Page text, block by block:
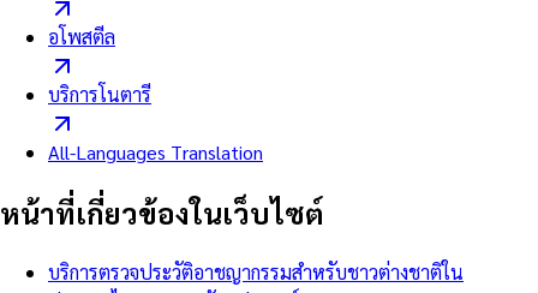
อโพสตีล
บริการโนตารี
All-Languages Translation
หน้าที่เกี่ยวข้องในเว็บไซต์
บริการตรวจประวัติอาชญากรรมสำหรับชาวต่างชาติใน